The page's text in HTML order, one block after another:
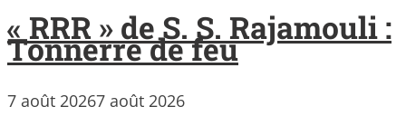
« RRR » de S. S. Rajamouli :
Tonnerre de feu
7 août 20267 août 2026